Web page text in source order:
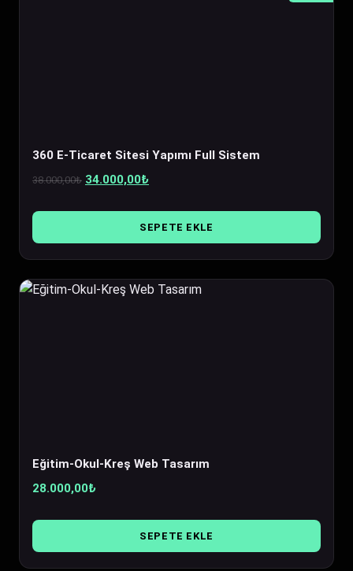
360 E-Ticaret Sitesi Yapımı Full Sistem
38.000,00₺ Orijinal
34.000,00₺Şu
SEPETE EKLE
Eğitim-Okul-Kreş Web Tasarım
28.000,00₺
SEPETE EKLE